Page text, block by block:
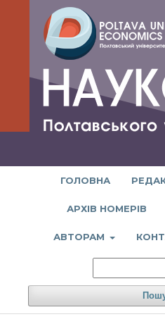
ГОЛОВНА
АРХІВ НОМЕРІВ
АВТОРАМ